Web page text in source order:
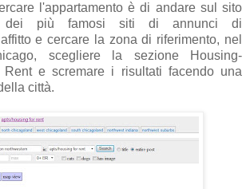
l'appartamento è di andare sul sito
più famosi siti di annunci di
e cercare la zona di riferimento, nel
scegliere la sezione Housing-
Rent e scremare i risultati facendo una
città.